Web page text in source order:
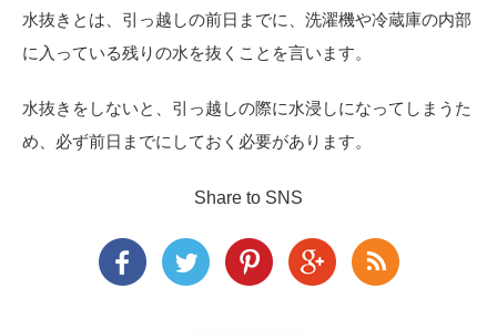
水抜きとは、引っ越しの前日までに、洗濯機や冷蔵庫の内部
に入っている残りの水を抜くことを言います。
水抜きをしないと、引っ越しの際に水浸しになってしまうた
め、必ず前日までにしておく必要があります。
Share to SNS